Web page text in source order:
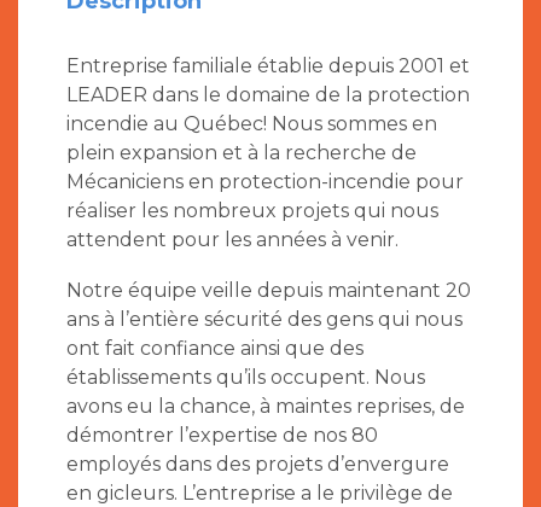
Entreprise familiale établie depuis 2001 et
LEADER dans le domaine de la protection
incendie au Québec! Nous sommes en
plein expansion et à la recherche de
Mécaniciens en protection-incendie pour
réaliser les nombreux projets qui nous
attendent pour les années à venir.
Notre équipe veille depuis maintenant 20
ans à l’entière sécurité des gens qui nous
ont fait confiance ainsi que des
établissements qu’ils occupent. Nous
avons eu la chance, à maintes reprises, de
démontrer l’expertise de nos 80
employés dans des projets d’envergure
en gicleurs. L’entreprise a le privilège de